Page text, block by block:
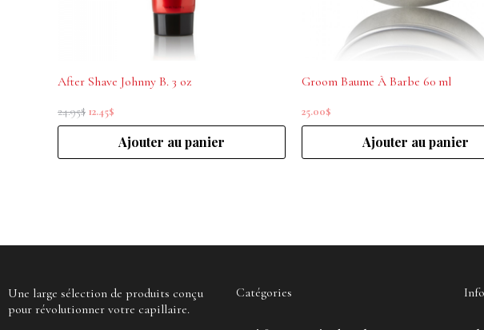
After Shave Johnny B. 3 oz
24.95$ 12.45$
Ajouter au panier
Groom Baume À Barbe 60 ml
25.00$
Ajouter au panier
Une large sélection de produits conçu
pour révolutionner votre capillaire.
Catégories